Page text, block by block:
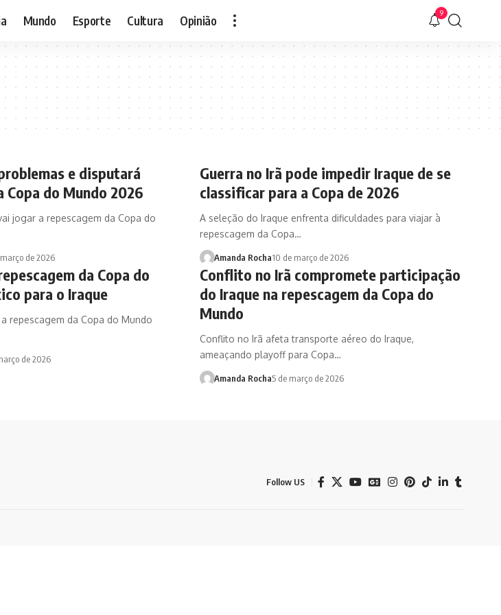
Mundo Esporte Cultura Opinião 9
e disputará
Copa do Mundo 2026
jogar a repescagem da Copa do
de 2026
Guerra no Irã pode impedir Iraque de se
classificar para a Copa de 2026
A seleção do Iraque enfrenta dificuldades para viajar à
repescagem da Copa…
Amanda Rocha10 de março de 2026
da Copa do
para o Iraque
repescagem da Copa do Mundo
de 2026
Conflito no Irã compromete participação
do Iraque na repescagem da Copa do
Mundo
Conflito no Irã afeta transporte aéreo do Iraque,
ameaçando playoff para Copa…
Amanda Rocha5 de março de 2026
Follow US